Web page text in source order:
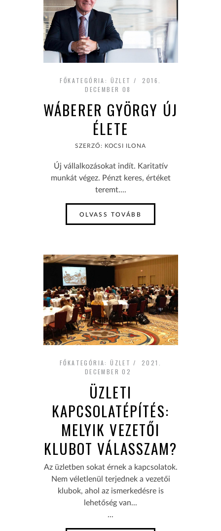
FŐKATEGÓRIA: ÜZLET
2016.
DECEMBER 08
WÁBERER GYÖRGY ÚJ
ÉLETE
SZERZŐ: KOCSI ILONA
Új vállalkozásokat indít. Karitatív
munkát végez. Pénzt keres, értéket
teremt....
OLVASS TOVÁBB
FŐKATEGÓRIA:ÜZLET
2021.
DECEMBER 02
ÜZLETI
KAPCSOLATÉPÍTÉS:
MELYIK VEZETŐI
KLUBOT VÁLASSZAM?
Az üzletben sokat érnek a kapcsolatok.
Nem véletlenül terjednek a vezetői
klubok, ahol az ismerkedésre is
lehetőség van...
...